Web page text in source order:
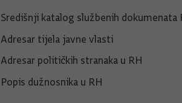
Središnji katalog službenih dokumenata
Adresar tijela javne vlasti
Adresar političkih stranaka u RH
Popis dužnosnika u RH